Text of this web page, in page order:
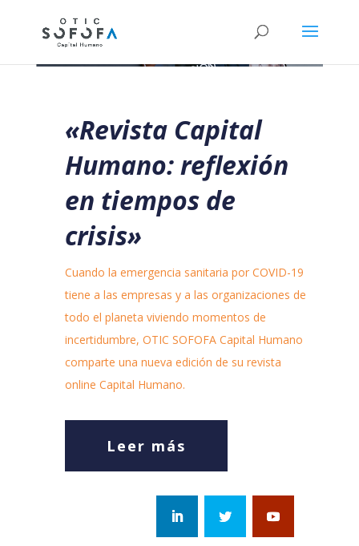
«Revista Capital
Humano: reflexión
en tiempos de
crisis»
Cuando la emergencia sanitaria por COVID-19
tiene a las empresas y a las organizaciones de
todo el planeta viviendo momentos de
incertidumbre, OTIC SOFOFA Capital Humano
comparte una nueva edición de su revista
online Capital Humano.
Leer más